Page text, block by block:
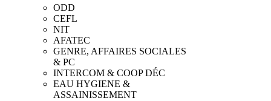
ODD
CEFL
NIT
AFATEC
GENRE, AFFAIRES SOCIALES
& PC
INTERCOM & COOP DÉC
EAU HYGIENE &
ASSAINISSEMENT